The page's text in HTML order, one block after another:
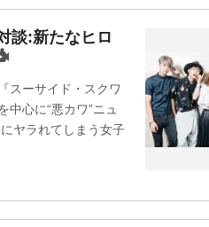
談:新たなヒロ
スーサイド・スクワ
心に“悪カワ”ニュ
ヤラれてしまう女子